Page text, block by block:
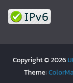
Copyright © 2026
Theme: